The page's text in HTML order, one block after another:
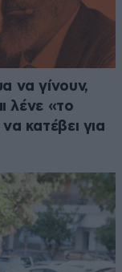
να γίνουν,
λένε «το
κατέβει για